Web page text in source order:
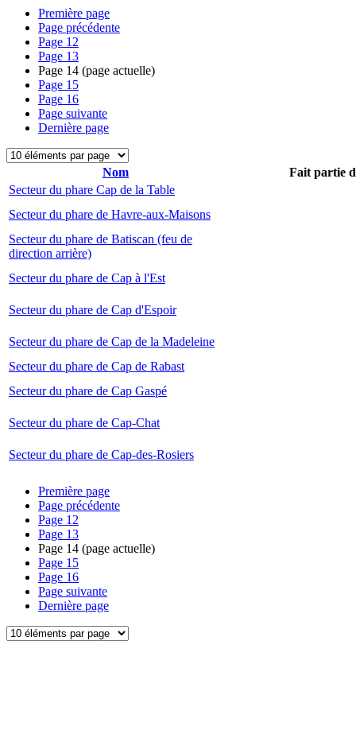
Première page
Page précédente
Page 12
Page 13
Page 14 (page actuelle)
Page 15
Page 16
Page suivante
Dernière page
Nom
Fait partie
Secteur du phare Cap de la Table
Secteur du phare de Havre-aux-Maisons
Secteur du phare de Batiscan (feu de
direction arrière)
Secteur du phare de Cap à l'Est
Secteur du phare de Cap d'Espoir
Secteur du phare de Cap de la Madeleine
Secteur du phare de Cap de Rabast
Secteur du phare de Cap Gaspé
Secteur du phare de Cap-Chat
Secteur du phare de Cap-des-Rosiers
Première page
Page précédente
Page 12
Page 13
Page 14 (page actuelle)
Page 15
Page 16
Page suivante
Dernière page